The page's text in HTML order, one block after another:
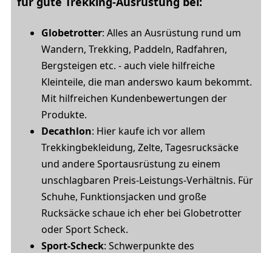
Globetrotter: Alles an Ausrüstung rund um
Wandern, Trekking, Paddeln, Radfahren,
Bergsteigen etc. - auch viele hilfreiche
Kleinteile, die man anderswo kaum bekommt.
Mit hilfreichen Kundenbewertungen der
Produkte.
Decathlon: Hier kaufe ich vor allem
Trekkingbekleidung, Zelte, Tagesrucksäcke
und andere Sportausrüstung zu einem
unschlagbaren Preis-Leistungs-Verhältnis. Für
Schuhe, Funktionsjacken und große
Rucksäcke schaue ich eher bei Globetrotter
oder Sport Scheck.
Sport-Scheck: Schwerpunkte des